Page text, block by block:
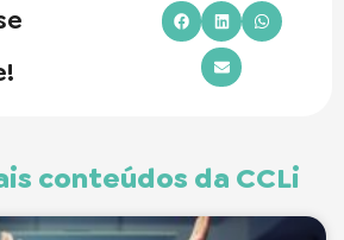
conteúdos da CCLi